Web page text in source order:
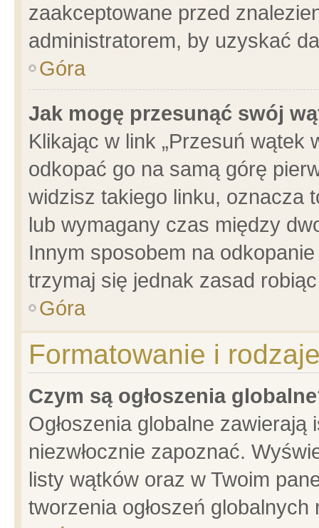
zaakceptowane przed
administratorem, by uzyskać
Góra
Jak mogę przesunąć swój
Klikając w link „Przesuń wątek
odkopać go na samą górę
widzisz takiego linku, oznacza
lub wymagany czas między
Innym sposobem na
trzymaj się jednak zasad
Góra
Formatowanie i
Czym są ogłoszenia
Ogłoszenia globalne
niezwłocznie zapoznać.
listy wątków oraz w Twoim
tworzenia ogłoszeń